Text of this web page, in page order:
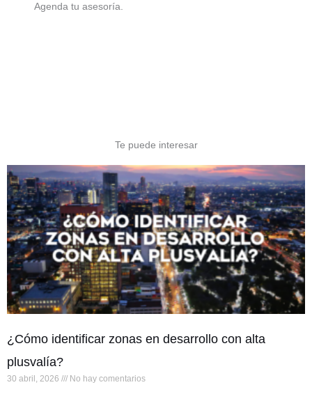
Agenda tu asesoría.
Te puede interesar
¿Cómo identificar zonas en desarrollo con alta
plusvalía?
30 abril, 2026 No hay comentarios